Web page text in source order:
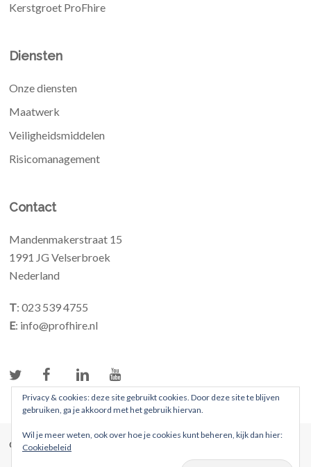
Kerstgroet ProFhire
Diensten
Onze diensten
Maatwerk
Veiligheidsmiddelen
Risicomanagement
Contact
Mandenmakerstraat 15
1991 JG Velserbroek
Nederland
T: 023 539 4755
E: info@profhire.nl
© 2026 ProFhire. Alle rechten voorbehouden
Privacy & cookies: deze site gebruikt cookies. Door deze site te blijven
gebruiken, ga je akkoord met het gebruik hiervan.
Wil je meer weten, ook over hoe je cookies kunt beheren, kijk dan hier:
Cookiebeleid